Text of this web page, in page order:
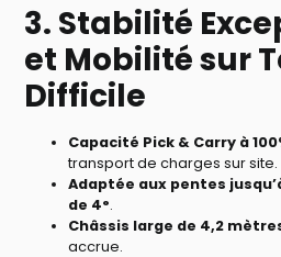
3. Stabilité
et Mobilité sur
Difficile
Capacité Pick & Carry à
transport de charges sur site.
Adaptée aux pentes
de 4°.
Châssis large de 4,2
accrue.